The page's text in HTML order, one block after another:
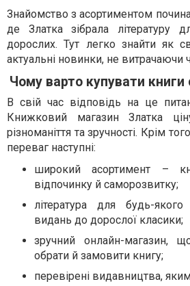
Знайомство з асортиментом
де Златка зібрала літературу
дорослих. Тут легко знайти як
актуальні новинки, не витрачаючи
Чому варто купувати книги
В свій час відповідь на це
Книжковий магазин Златка
різноманіття та зручності. Крім
переваг наступні:
широкий асортимент –
відпочинку й саморозвитку;
література для будь-
видань до дорослої класики;
зручний онлайн-магазин,
обрати й замовити книгу;
перевірені видавництва,